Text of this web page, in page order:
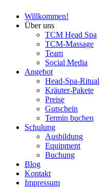
Willkommen!
Über uns
TCM Head Spa
TCM-Massage
Team
Social Media
Angebot
Head-Spa-Ritual
Kräuter-Pakete
Preise
Gutschein
Termin buchen
Schulung
Ausbildung
Equipment
Buchung
Blog
Kontakt
Impressum